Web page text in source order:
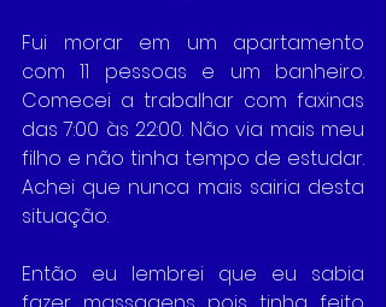
Fui morar em um apartamento
com 11 pessoas e um banheiro.
Comecei a trabalhar com faxinas
das 7:00 às 22:00. Não via mais meu
filho e não tinha tempo de estudar.
Achei que nunca mais sairia desta
situação.
Então eu lembrei que eu sabia